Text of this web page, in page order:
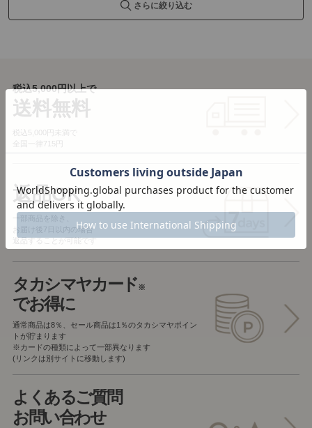
さらに絞り込む
税込5,000円以上で
送料無料
税込5,000円未満で
全国一律715円
返品OK
一部商品を除き、
お届け後7日以内の場合
返品することが可能です
タカシマヤカード※
でお得に
通常商品は8％、セール商品は1％のタカシマヤポイン
トが貯まります
※カードの種類によって一部異なります
(リンクは別サイトに移動します)
よくあるご質問
お問い合わせ